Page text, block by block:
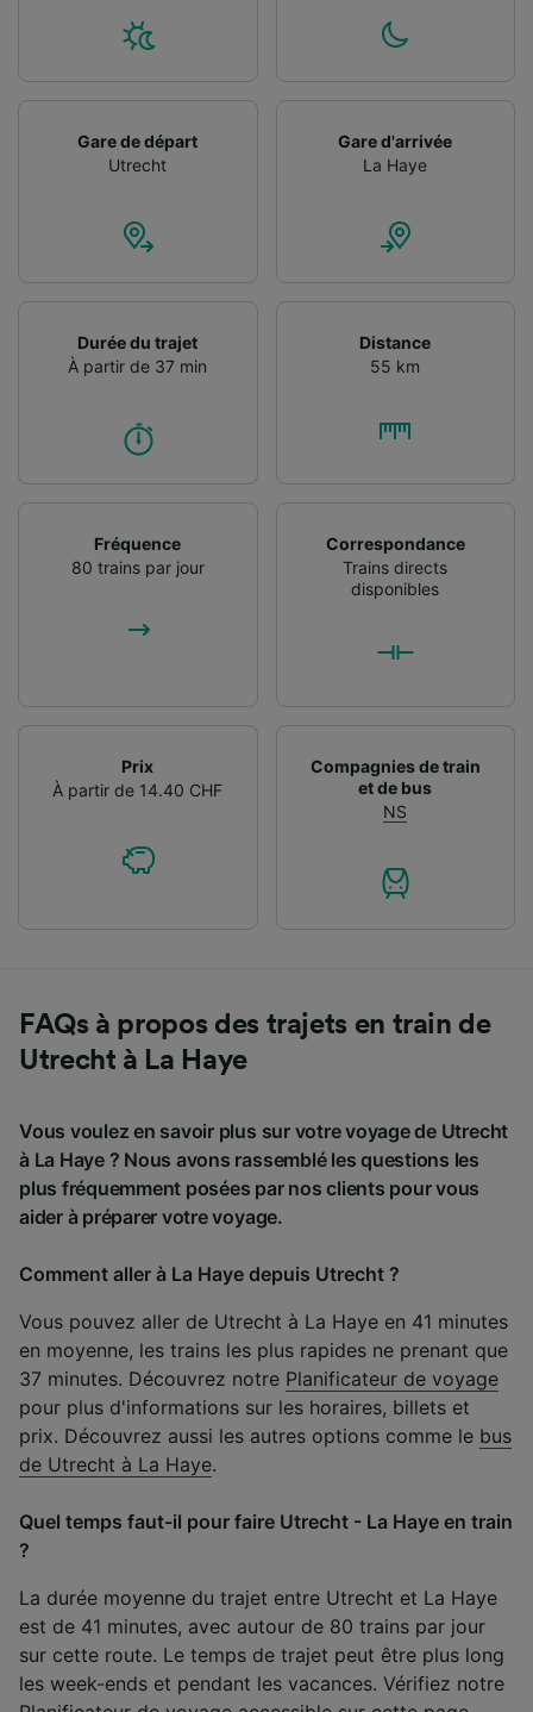
Gare de départ
Utrecht
Gare d'arrivée
La Haye
Durée du trajet
À partir de 37 min
Distance
55 km
Fréquence
80 trains par jour
Correspondance
Trains directs
disponibles
Prix
À partir de 14.40 CHF
Compagnies de train
et de bus
NS
FAQs à propos des trajets en train de
Utrecht à La Haye
Vous voulez en savoir plus sur votre voyage de Utrecht
à La Haye ? Nous avons rassemblé les questions les
plus fréquemment posées par nos clients pour vous
aider à préparer votre voyage.
Comment aller à La Haye depuis Utrecht ?
Vous pouvez aller de Utrecht à La Haye en 41 minutes
en moyenne, les trains les plus rapides ne prenant que
37 minutes. Découvrez notre Planificateur de voyage
pour plus d'informations sur les horaires, billets et
prix. Découvrez aussi les autres options comme le bus
de Utrecht à La Haye.
Quel temps faut-il pour faire Utrecht - La Haye en train
?
La durée moyenne du trajet entre Utrecht et La Haye
est de 41 minutes, avec autour de 80 trains par jour
sur cette route. Le temps de trajet peut être plus long
les week-ends et pendant les vacances. Vérifiez notre
Utiliser des données de géolocalisation
précises. Analyser activement les
contenu personnalisés, mesure de
performance des publicités et du contenu,
Liste de nos partenaires (fournisseurs)